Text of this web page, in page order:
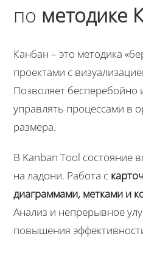
по методике
Канбан – это методика
проектами с
Позволяет бесперебойно
управлять процессами в
размера.
В Kanban Tool состояние
на ладони. Работа с
диаграммами, метками и
Анализ и непрерывное
повышения